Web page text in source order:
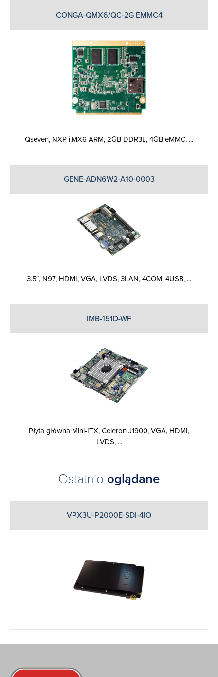
CONGA-QMX6/QC-2G EMMC4
Qseven, NXP i.MX6 ARM, 2GB DDR3L, 4GB eMMC, ...
GENE-ADN6W2-A10-0003
3.5″, N97, HDMI, VGA, LVDS, 3LAN, 4COM, 4USB, ...
IMB-151D-WF
Płyta główna Mini-ITX, Celeron J1900, VGA, HDMI,
LVDS, ...
Ostatnio oglądane
VPX3U-P2000E-SDI-4IO